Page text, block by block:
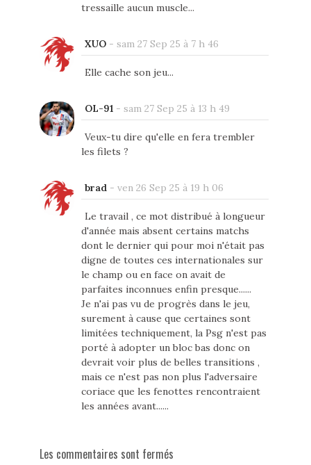
tressaille aucun muscle...
XUO- sam 27 Sep 25 à 7 h 46
Elle cache son jeu...
OL-91 - sam 27 Sep 25 à 13 h 49
Veux-tu dire qu'elle en fera trembler
les filets ?
brad - ven 26 Sep 25 à 19 h 06
Le travail , ce mot distribué à longueur
d'année mais absent certains matchs
dont le dernier qui pour moi n'était pas
digne de toutes ces internationales sur
le champ ou en face on avait de
parfaites inconnues enfin presque......
Je n'ai pas vu de progrès dans le jeu,
surement à cause que certaines sont
limitées techniquement, la Psg n'est pas
porté à adopter un bloc bas donc on
devrait voir plus de belles transitions ,
mais ce n'est pas non plus l'adversaire
coriace que les fenottes rencontraient
les années avant......
Les commentaires sont fermés